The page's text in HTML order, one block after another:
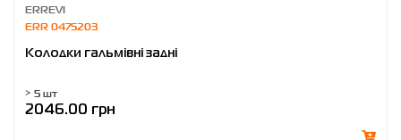
ERREVI
ERR 0475203
Колодки гальмівні задні
> 5 шт
2046.00 грн